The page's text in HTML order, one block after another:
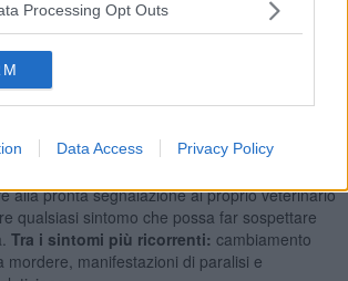
Processing Opt Outs
Data Access Privacy Policy
corsoulteriori accertamenti
nel territorio del Comune di Arezzo da parte
dell'Istituto Zooprofilattico delle Venezie
quindi a tutti i proprietari di cani e gatti
alla pronta segnalazione al proprio veterinario
qualsiasi sintomo che possa far sospettare
Tra i sintomi più ricorrenti: cambiamento
mordere, manifestazioni di paralisi e